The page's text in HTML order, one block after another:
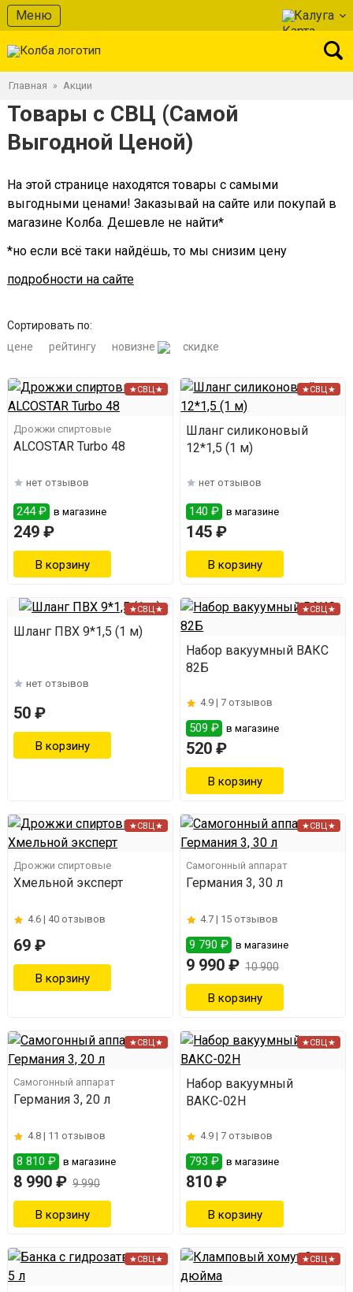
Меню Калуга
Главная » Акции
Товары с СВЦ (Самой
Выгодной Ценой)
На этой странице находятся товары с самыми
выгодными ценами! Заказывай на сайте или покупай в
магазине Колба. Дешевле не найти*
*но если всё таки найдёшь, то мы снизим цену
подробности на сайте
Сортировать по:
цене
рейтингу новизне скидке
★СВЦ★
Дрожжи спиртовые
ALCOSTAR Turbo 48
нет отзывов
244 ₽ в магазине
249 ₽
★СВЦ★
Шланг силиконовый
12*1,5 (1 м)
нет отзывов
140 ₽ в магазине
145 ₽
★СВЦ★
Шланг ПВХ 9*1,5 (1 м)
нет отзывов
50 ₽
★СВЦ★
Набор вакуумный ВАКС
82Б
4.9 |7 отзывов
509 ₽ в магазине
520 ₽
★СВЦ★
Дрожжи спиртовые
Хмельной эксперт
4.6 | 40 отзывов
69 ₽
★СВЦ★
Самогонный аппарат
Германия 3, 30 л
4.7 | 15 отзывов
9 790 ₽ в магазине
9 990 ₽ 10 900
★СВЦ★
Самогонный аппарат
Германия 3, 20 л
4.8 | 11 отзывов
8 810 ₽ в магазине
8 990 ₽ 9 990
★СВЦ★
Набор вакуумный
ВАКС-02Н
4.9 |7 отзывов
793 ₽ в магазине
810 ₽
★СВЦ★ ★СВЦ★